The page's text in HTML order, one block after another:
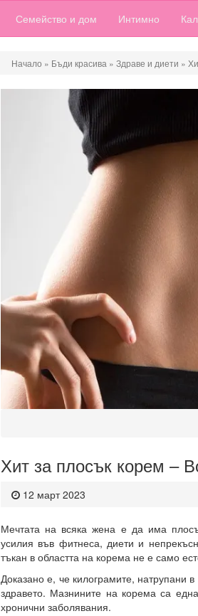
Семейство и дом Интимно
Начало » Бъди красива » Здраве и диети »
Хит за плосък корем –
12 март 2023
Мечтата на всяка жена е да има
усилия във фитнеса, диети и
тъкан в областта на корема не е само
Доказано е, че килограмите, натрупани
здравето. Мазнините на корема са
хронични заболявания.